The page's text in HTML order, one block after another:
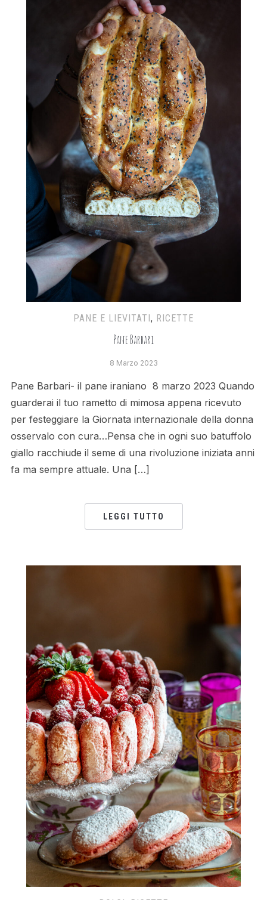
PANE E LIEVITATI, RICETTE
Pane Barbari
8 Marzo 2023
Pane Barbari- il pane iraniano 8 marzo 2023 Quando
guarderai il tuo rametto di mimosa appena ricevuto
per festeggiare la Giornata internazionale della donna
osservalo con cura…Pensa che in ogni suo batuffolo
giallo racchiude il seme di una rivoluzione iniziata anni
fa ma sempre attuale. Una […]
LEGGI TUTTO